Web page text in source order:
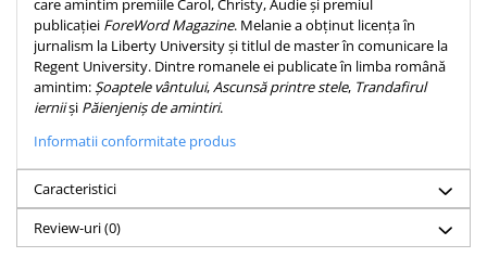
Despre afaceri
Dezvoltare personala
Leadership
Mediu
Sanatate / nutritie
care amintim premiile Carol, Christy, Audie și premiul
publicației ForeWord Magazine. Melanie a obținut licența în
jurnalism la Liberty University și titlul de master în comunicare la
Regent University. Dintre romanele ei publicate în limba română
amintim:Șoaptele vântului,Ascunsă printre stele, Trandafirul
ierniiși Păienjeniș de amintiri.
Informatii conformitate produs
Caracteristici
Review-uri(0)